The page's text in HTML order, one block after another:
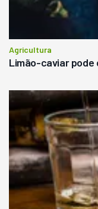
Agricultura
Limão-caviar pode